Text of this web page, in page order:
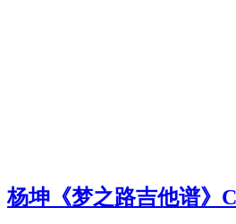
杨坤《梦之路吉他谱》